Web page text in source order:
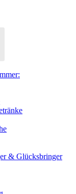
& Glücksbringer